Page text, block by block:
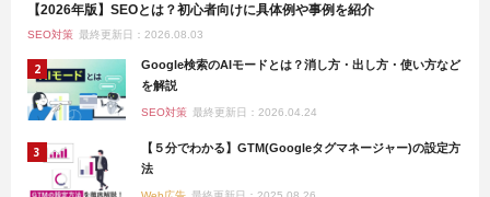
【2026年版】SEOとは？初心者向けに具体例や事例を紹介
SEO対策 最終更新日：2026.08.03
Google検索のAIモードとは？消し方・出し方・使い方など
を解説
SEO対策 最終更新日：2026.04.24
【５分でわかる】GTM(Googleタグマネージャー)の設定方
法